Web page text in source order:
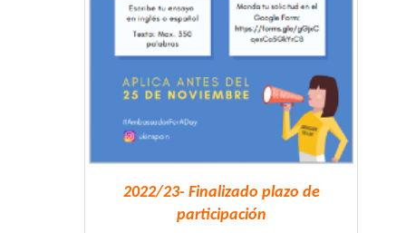
2022/23- Finalizado plazo de
participación